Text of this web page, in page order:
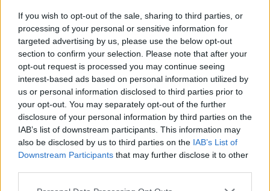
If you wish to opt-out of the sale, sharing to third parties, or
processing of your personal or sensitive information for
targeted advertising by us, please use the below opt-out
section to confirm your selection. Please note that after your
opt-out request is processed you may continue seeing
interest-based ads based on personal information utilized by
us or personal information disclosed to third parties prior to
your opt-out. You may separately opt-out of the further
disclosure of your personal information by third parties on the
IAB’s list of downstream participants. This information may
also be disclosed by us to third parties on the IAB’s List of
Downstream Participants that may further disclose it to other
Please note that this website/app uses one or more Google
Οι υψηλές βαθμολογίες των εργαλείων τεχνητής
νοημοσύνης δεν ισοδυναμούν με κλινική ετοιμότητα,
τονίζουν οι ερευνητές, επισημαίνοντας ότι είναι ικανά
να δώσουν τυχαία σωστές απαντήσεις, χωρίς όμως
να διαθέτουν την απαραίτητη σε βάθος κατανόηση
που διαθέτει ένας αληθινός γιατρός